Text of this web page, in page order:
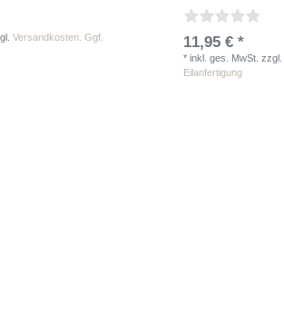
Versandkosten. Ggf.
11,95 € *
* inkl. ges. MwSt. zzgl.
Eilanfertigung